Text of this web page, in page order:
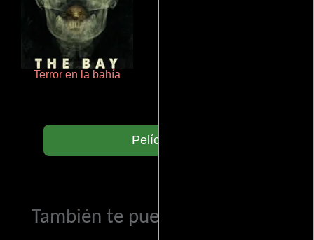
Terror en la bahía
Películas
También te puede interesar...